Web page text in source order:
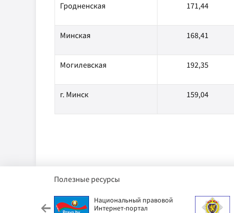
Гродненская 171,44
Минская 168,41
Могилевская 192,35
г. Минск 159,04
Полезные ресурсы
Национальный правовой
Интернет-портал